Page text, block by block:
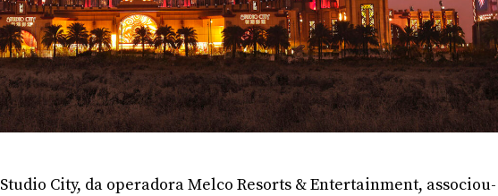
Studio City, da operadora Melco Resorts & Entertainment, associou-